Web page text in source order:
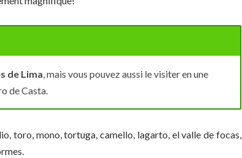
de Lima, mais vous pouvez aussi le visiter en une
de Casta.
toro, mono, tortuga, camello, lagarto, el valle de focas,